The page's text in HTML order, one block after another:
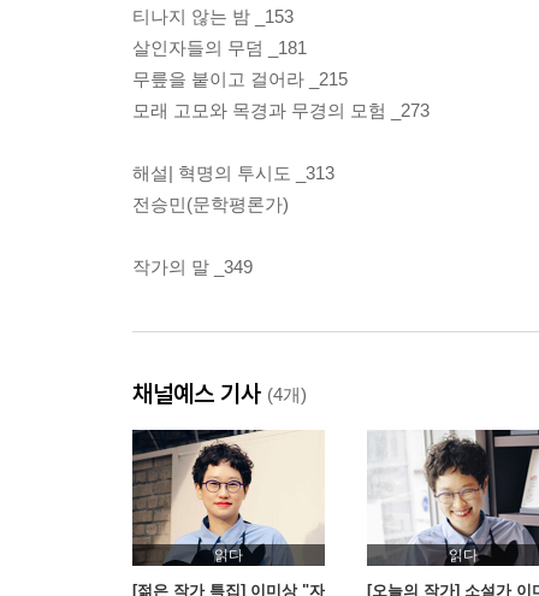
티나지 않는 밤 _153
살인자들의 무덤 _181
무릎을 붙이고 걸어라 _215
모래 고모와 목경과 무경의 모험 _273
해설| 혁명의 투시도 _313
전승민(문학평론가)
작가의 말 _349
채널예스 기사 (4개)
읽다
[젊은 작가 특집] 이미상 "자
읽다
[오늘의 작가] 소설가 이